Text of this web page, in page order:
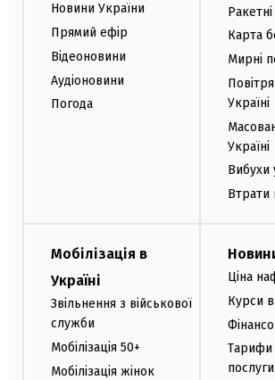
Новини України
Прямий ефір
Відеоновини
Аудіоновини
Погода
Карта
Мирні
Україні
Україні
Вибухи
Втрати
Мобілізація в
Україні
Звільнення з військової
служби
Мобілізація 50+
Мобілізація жінок
Ціна
Курси
Тарифи
послуги